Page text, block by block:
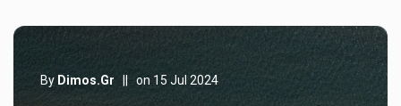
By Dimos.gr || on 15 Jul 2024